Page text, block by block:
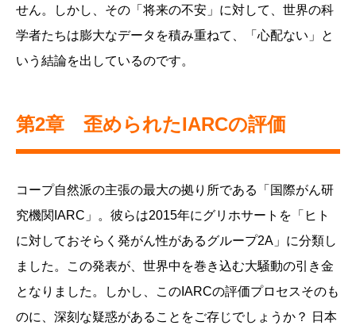
せん。しかし、その「将来の不安」に対して、世界の科
学者たちは膨大なデータを積み重ねて、「心配ない」と
いう結論を出しているのです。
第2章 歪められたIARCの評価
コープ自然派の主張の最大の拠り所である「国際がん研
究機関IARC」。彼らは2015年にグリホサートを「ヒト
に対しておそらく発がん性があるグループ2A」に分類し
ました。この発表が、世界中を巻き込む大騒動の引き金
となりました。しかし、このIARCの評価プロセスそのも
のに、深刻な疑惑があることをご存じでしょうか？ 日本